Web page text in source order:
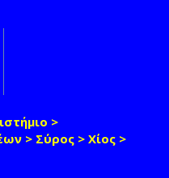
>
> Σύρος > Χίος >